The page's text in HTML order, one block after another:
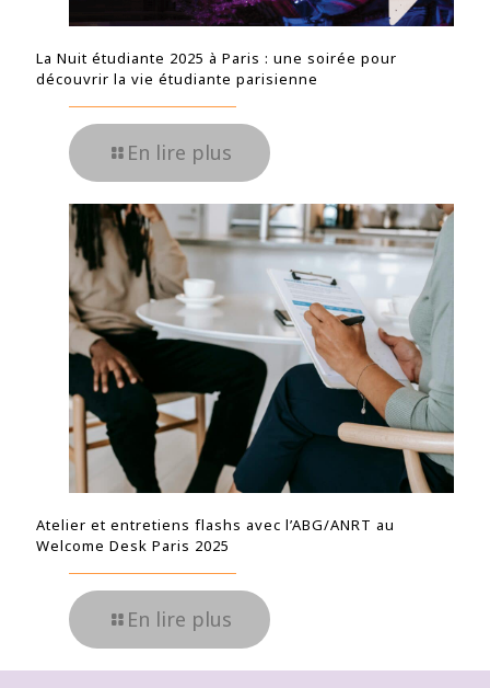
La Nuit étudiante 2025 à Paris : une soirée pour
découvrir la vie étudiante parisienne
En lire plus
Atelier et entretiens flashs avec l’ABG/ANRT au
Welcome Desk Paris 2025
En lire plus